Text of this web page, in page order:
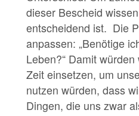
dieser Bescheid
entscheidend ist. Die
anpassen: „Benötige
Leben?“ Damit
Zeit einsetzen, um
nutzen würden, dass
Dingen, die uns zwar